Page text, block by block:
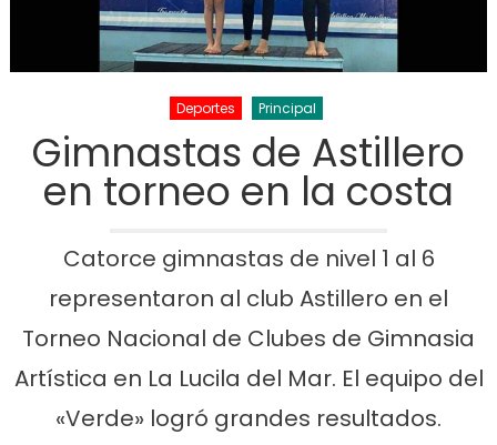
Deportes Principal
Gimnastas de Astillero
en torneo en la costa
Catorce gimnastas de nivel 1 al 6
representaron al club Astillero en el
Torneo Nacional de Clubes de Gimnasia
Artística en La Lucila del Mar. El equipo del
«Verde» logró grandes resultados.